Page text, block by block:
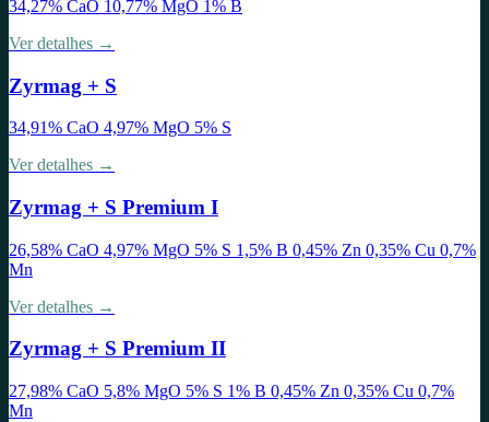
34,27% CaO 10,77% MgO 1% B
Ver detalhes →
Zyrmag + S
34,91% CaO 4,97% MgO 5% S
Ver detalhes →
Zyrmag + S Premium I
26,58% CaO 4,97% MgO 5% S 1,5% B 0,45% Zn 0,35% Cu 0,7%
Mn
Ver detalhes →
Zyrmag + S Premium II
27,98% CaO 5,8% MgO 5% S 1% B 0,45% Zn 0,35% Cu 0,7%
Mn